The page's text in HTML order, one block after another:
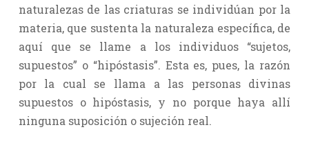
naturalezas de las criaturas se individúan por la
materia, que sustenta la naturaleza específica, de
aquí que se llame a los individuos “sujetos,
supuestos” o “hipóstasis”. Esta es, pues, la razón
por la cual se llama a las personas divinas
supuestos o hipóstasis, y no porque haya allí
ninguna suposición o sujeción real.